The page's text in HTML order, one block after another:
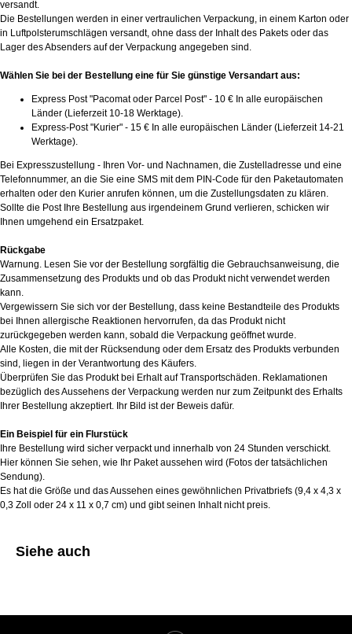
versandt.
Die Bestellungen werden in einer vertraulichen Verpackung, in einem Karton oder
in Luftpolsterumschlägen versandt, ohne dass der Inhalt des Pakets oder das
Lager des Absenders auf der Verpackung angegeben sind.
Wählen Sie bei der Bestellung eine für Sie günstige Versandart aus:
Express Post "Pacomat oder Parcel Post" - 10 € In alle europäischen
Länder (Lieferzeit 10-18 Werktage).
Express-Post "Kurier" - 15 € In alle europäischen Länder (Lieferzeit 14-21
Werktage).
Bei Expresszustellung - Ihren Vor- und Nachnamen, die Zustelladresse und eine
Telefonnummer, an die Sie eine SMS mit dem PIN-Code für den Paketautomaten
erhalten oder den Kurier anrufen können, um die Zustellungsdaten zu klären.
Sollte die Post Ihre Bestellung aus irgendeinem Grund verlieren, schicken wir
Ihnen umgehend ein Ersatzpaket.
Rückgabe
Warnung. Lesen Sie vor der Bestellung sorgfältig die Gebrauchsanweisung, die
Zusammensetzung des Produkts und ob das Produkt nicht verwendet werden
kann.
Vergewissern Sie sich vor der Bestellung, dass keine Bestandteile des Produkts
bei Ihnen allergische Reaktionen hervorrufen, da das Produkt nicht
zurückgegeben werden kann, sobald die Verpackung geöffnet wurde.
Alle Kosten, die mit der Rücksendung oder dem Ersatz des Produkts verbunden
sind, liegen in der Verantwortung des Käufers.
Überprüfen Sie das Produkt bei Erhalt auf Transportschäden. Reklamationen
bezüglich des Aussehens der Verpackung werden nur zum Zeitpunkt des Erhalts
Ihrer Bestellung akzeptiert. Ihr Bild ist der Beweis dafür.
Ein Beispiel für ein Flurstück
Ihre Bestellung wird sicher verpackt und innerhalb von 24 Stunden verschickt.
Hier können Sie sehen, wie Ihr Paket aussehen wird (Fotos der tatsächlichen
Sendung).
Es hat die Größe und das Aussehen eines gewöhnlichen Privatbriefs (9,4 x 4,3 x
0,3 Zoll oder 24 x 11 x 0,7 cm) und gibt seinen Inhalt nicht preis.
Siehe auch